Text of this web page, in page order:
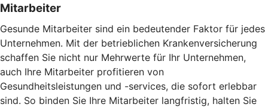
Mitarbeiter
Gesunde Mitarbeiter sind ein bedeutender Faktor für jedes
Unternehmen. Mit der betrieblichen Krankenversicherung
schaffen Sie nicht nur Mehrwerte für Ihr Unternehmen,
auch Ihre Mitarbeiter profitieren von
Gesundheitsleistungen und -services, die sofort erlebbar
sind. So binden Sie Ihre Mitarbeiter langfristig, halten Sie